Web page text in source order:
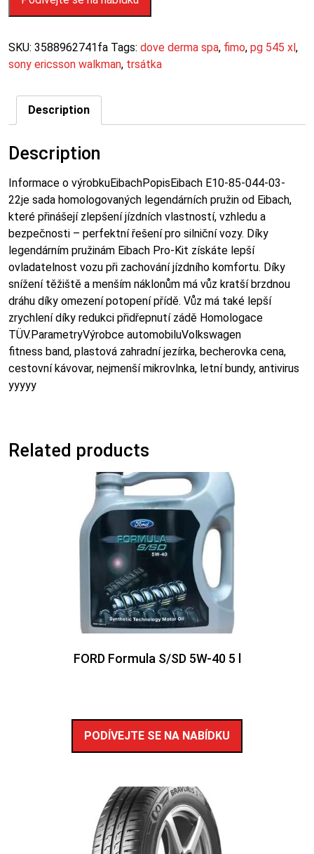
SKU: 3588962741fa Tags: dove derma spa, fimo, pg 545 xl ,
sony ericsson walkman, trsátka
Description
Description
Informace o výrobkuEibachPopisEibach E10-85-044-03-
22je sada homologovaných legendárních pružin od Eibach,
které přinášejí zlepšení jízdních vlastností, vzhledu a
bezpečnosti – perfektní řešení pro silniční vozy. Díky
legendárním pružinám Eibach Pro-Kit získáte lepší
ovladatelnost vozu při zachování jízdního komfortu. Díky
snížení těžiště a menším náklonům má vůz kratší brzdnou
dráhu díky omezení potopení přídě. Vůz má také lepší
zrychlení díky redukci přidřepnutí zádě Homologace
TÜV.ParametryVýrobce automobiluVolkswagen
fitness band, plastová zahradní jezírka, becherovka cena,
cestovní kávovar, nejmenší mikrovlnka, letní bundy, antivirus
yyyyy
Related products
FORD Formula S/SD 5W-40 5 l
PODÍVEJTE SE NA NABÍDKU